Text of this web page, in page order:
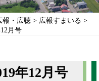
報・広聴> 広報すまいる >
月号
年12月号